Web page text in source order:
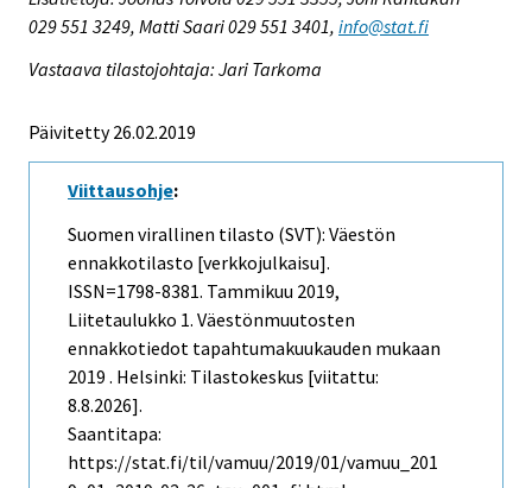
029 551 3249, Matti Saari 029 551 3401, info@stat.fi
Vastaava tilastojohtaja: Jari Tarkoma
Päivitetty 26.02.2019
Viittausohje:
Suomen virallinen tilasto (SVT): Väestön
ennakkotilasto [verkkojulkaisu].
ISSN=1798-8381. Tammikuu 2019,
Liitetaulukko 1. Väestönmuutosten
ennakkotiedot tapahtumakuukauden mukaan
2019 . Helsinki: Tilastokeskus [viitattu:
8.8.2026].
Saantitapa:
https://stat.fi/til/vamuu/2019/01/vamuu_201